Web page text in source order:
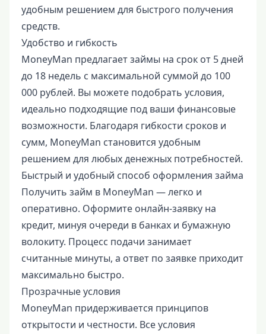
удобным решением для быстрого получения
средств.
Удобство и гибкость
MoneyMan предлагает займы на срок от 5 дней
до 18 недель с максимальной суммой до 100
000 рублей. Вы можете подобрать условия,
идеально подходящие под ваши финансовые
возможности. Благодаря гибкости сроков и
сумм, MoneyMan становится удобным
решением для любых денежных потребностей.
Быстрый и удобный способ оформления займа
Получить займ в MoneyMan — легко и
оперативно. Оформите онлайн-заявку на
кредит, минуя очереди в банках и бумажную
волокиту. Процесс подачи занимает
считанные минуты, а ответ по заявке приходит
максимально быстро.
Прозрачные условия
MoneyMan придерживается принципов
открытости и честности. Все условия